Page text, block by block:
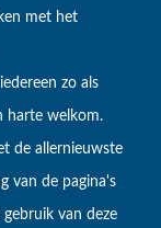
met het
zo als
harte welkom.
de allernieuwste
van de pagina's
van deze